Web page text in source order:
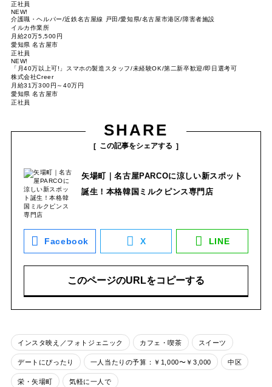
正社員
NEW!
介護職・ヘルパー/近鉄名古屋線 戸田/愛知県/名古屋市港区/障害者施設
イルカ作業所
月給20万5,500円
愛知県 名古屋市
正社員
NEW!
「月40万以上可!」スマホの製造スタッフ/未経験OK/第二新卒歓迎/即日選考可
株式会社Creer
月給31万300円～40万円
愛知県 名古屋市
正社員
SHARE
この記事をシェアする
矢場町｜名古屋PARCOに涼しい新スポット
誕生！本格韓国ミルクピンス専門店
Facebook X LINE
このページのURLをコピーする
インスタ映え／フォトジェニック カフェ・喫茶 スイーツ
デートにぴったり 一人当たりの予算：￥1,000〜￥3,000 中区
栄・矢場町 気軽に一人で